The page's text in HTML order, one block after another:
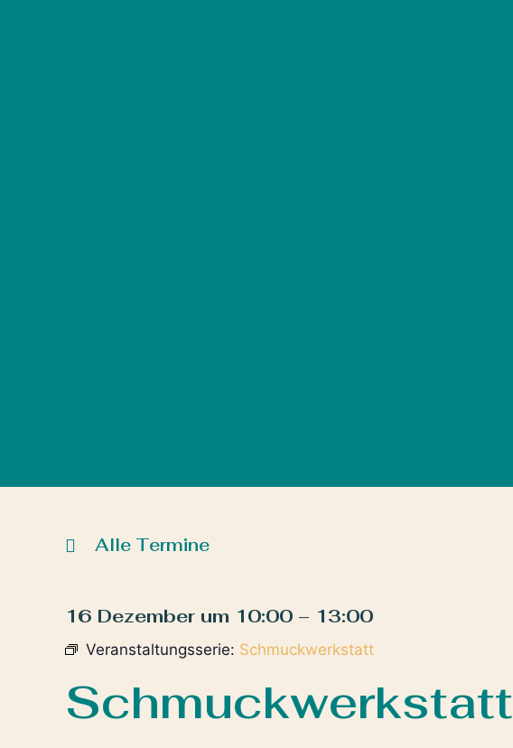
Alle Termine
16 Dezember um 10:00 – 13:00
Veranstaltungsserie: Schmuckwerkstatt
Schmuckwerkstatt